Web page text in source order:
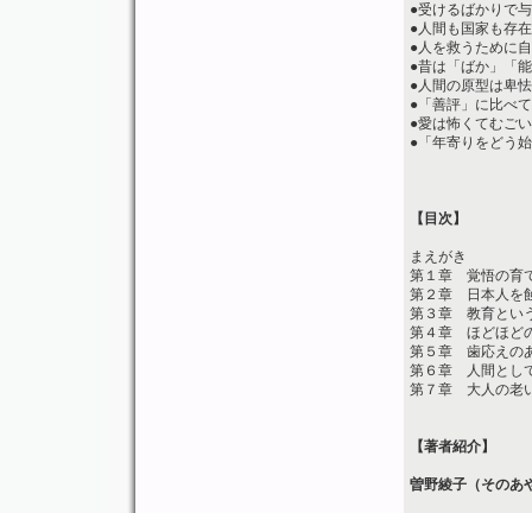
●受けるばかりで
●人間も国家も存
●人を救うために
●昔は「ばか」「
●人間の原型は卑
●「善評」に比べ
●愛は怖くてむご
●「年寄りをどう
【目次】
まえがき
第１章 覚悟の育
第２章 日本人を
第３章 教育とい
第４章 ほどほど
第５章 歯応えの
第６章 人間とし
第７章 大人の老
【著者紹介】
曽野綾子（そのあ